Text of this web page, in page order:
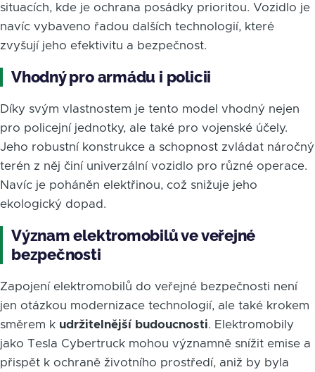
situacích, kde je ochrana posádky prioritou. Vozidlo je
navíc vybaveno řadou dalších technologií, které
zvyšují jeho efektivitu a bezpečnost.
Vhodný pro armádu i policii
Díky svým vlastnostem je tento model vhodný nejen
pro policejní jednotky, ale také pro vojenské účely.
Jeho robustní konstrukce a schopnost zvládat náročný
terén z něj činí univerzální vozidlo pro různé operace.
Navíc je poháněn elektřinou, což snižuje jeho
ekologický dopad.
Význam elektromobilů ve veřejné
bezpečnosti
Zapojení elektromobilů do veřejné bezpečnosti není
jen otázkou modernizace technologií, ale také krokem
směrem k udržitelnější budoucnosti. Elektromobily
jako Tesla Cybertruck mohou významně snížit emise a
přispět k ochraně životního prostředí, aniž by byla